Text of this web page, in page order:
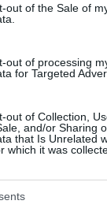
out of the Sale of
out of processing
for Targeted
out of Collection,
and/or Sharing
that Is Unrelated
which it was
tükrözi. Az
nem is tudja,
Roger
Peter Sauber és
lelkesedése. A
például
nélküli
ugyanakkor úgy
minden